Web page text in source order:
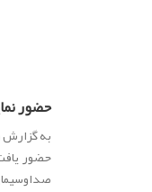
حضور
به گزارش